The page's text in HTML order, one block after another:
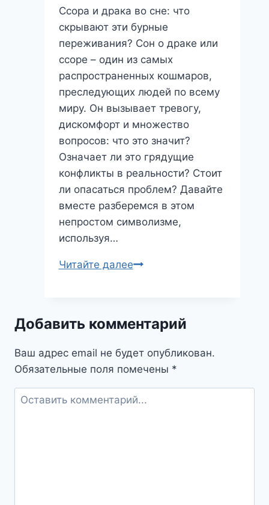
Ссора и драка во сне: что
скрывают эти бурные
переживания? Сон о драке или
ссоре – один из самых
распространенных кошмаров,
преследующих людей по всему
миру. Он вызывает тревогу,
дискомфорт и множество
вопросов: что это значит?
Означает ли это грядущие
конфликты в реальности? Стоит
ли опасаться проблем? Давайте
вместе разберемся в этом
непростом символизме,
используя…
Читайте далееСсора
сне:
скрывают
бурные
Добавить комментарий
Ваш адрес email не будет опубликован.
Обязательные поля помечены *